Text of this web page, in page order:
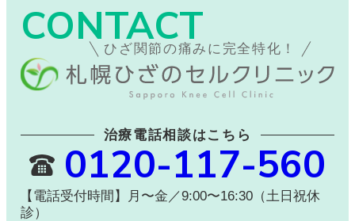
CONTACT
ひざ関節の痛みに完全特化！
治療電話相談はこちら
0120-117-560
【電話受付時間】月〜金／9:00〜16:30（土日祝休
診）